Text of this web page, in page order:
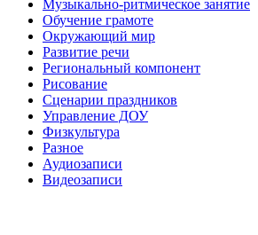
Музыкально-ритмическое занятие
Обучение грамоте
Окружающий мир
Развитие речи
Региональный компонент
Рисование
Сценарии праздников
Управление ДОУ
Физкультура
Разное
Аудиозаписи
Видеозаписи